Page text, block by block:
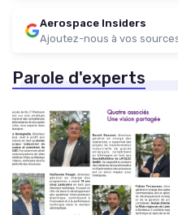
Aerospace Insiders
Ajoutez-nous à vos
Parole d'experts